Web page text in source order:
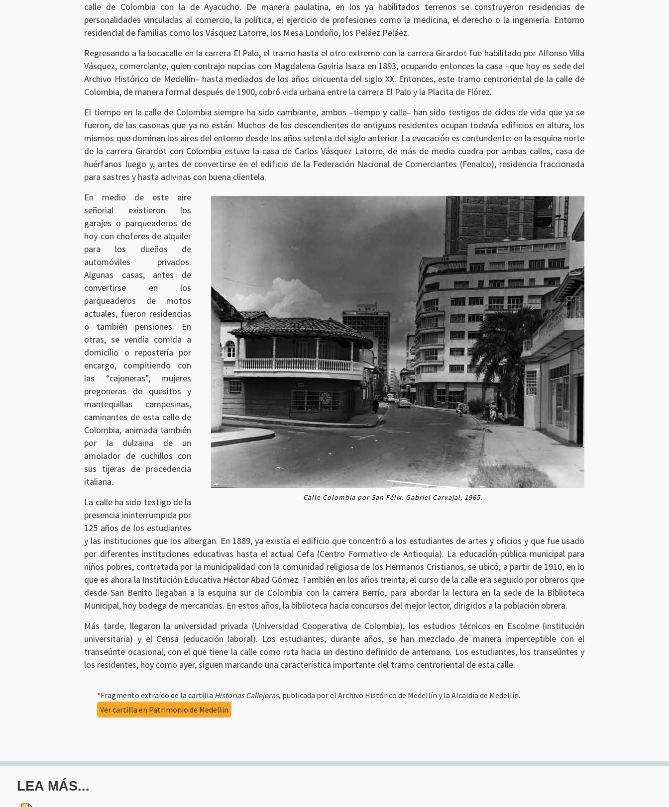
calle de Colombia con la de Ayacucho. De manera paulatina, en los ya habilitados terrenos se construyeron residencias de
personalidades vinculadas al comercio, la política, el ejercicio de profesiones como la medicina, el derecho o la ingeniería. Entorno
residencial de familias como los Vásquez Latorre, los Mesa Londoño, los Peláez Peláez.
Regresando a la bocacalle en la carrera El Palo, el tramo hasta el otro extremo con la carrera Girardot fue habilitado por Alfonso Villa
Vásquez, comerciante, quien contrajo nupcias con Magdalena Gaviria Isaza en 1893, ocupando entonces la casa –que hoy es sede del
Archivo Histórico de Medellín– hasta mediados de los años cincuenta del siglo XX. Entonces, este tramo centroriental de la calle de
Colombia, de manera formal después de 1900, cobró vida urbana entre la carrera El Palo y la Placita de Flórez.
El tiempo en la calle de Colombia siempre ha sido cambiante, ambos –tiempo y calle– han sido testigos de ciclos de vida que ya se
fueron, de las casonas que ya no están. Muchos de los descendientes de antiguos residentes ocupan todavía edificios en altura, los
mismos que dominan los aires del entorno desde los años setenta del siglo anterior. La evocación es contundente: en la esquina norte
de la carrera Girardot con Colombia estuvo la casa de Carlos Vásquez Latorre, de más de media cuadra por ambas calles, casa de
huérfanos luego y, antes de convertirse en el edificio de la Federación Nacional de Comerciantes (Fenalco), residencia fraccionada
para sastres y hasta adivinas con buena clientela.
Calle Colombia por San Félix. Gabriel Carvajal, 1965.
En medio de este aire
señorial existieron los
garajes o parqueaderos de
hoy con choferes de alquiler
para los dueños de
automóviles privados.
Algunas casas, antes de
convertirse en los
parqueaderos de motos
actuales, fueron residencias
o también pensiones. En
otras, se vendía comida a
domicilio o repostería por
encargo, compitiendo con
las “cajoneras”, mujeres
pregoneras de quesitos y
mantequillas campesinas,
caminantes de esta calle de
Colombia, animada también
por la dulzaina de un
amolador de cuchillos con
sus tijeras de procedencia
italiana.
La calle ha sido testigo de la
presencia ininterrumpida por
125 años de los estudiantes
y las instituciones que los albergan. En 1889, ya existía el edificio que concentró a los estudiantes de artes y oficios y que fue usado
por diferentes instituciones educativas hasta el actual Cefa (Centro Formativo de Antioquia). La educación pública municipal para
niños pobres, contratada por la municipalidad con la comunidad religiosa de los Hermanos Cristianos, se ubicó, a partir de 1910, en lo
que es ahora la Institución Educativa Héctor Abad Gómez. También en los años treinta, el curso de la calle era seguido por obreros que
desde San Benito llegaban a la esquina sur de Colombia con la carrera Berrío, para abordar la lectura en la sede de la Biblioteca
Municipal, hoy bodega de mercancías. En estos años, la biblioteca hacía concursos del mejor lector, dirigidos a la población obrera.
Más tarde, llegaron la universidad privada (Universidad Cooperativa de Colombia), los estudios técnicos en Escolme (institución
universitaria) y el Censa (educación laboral). Los estudiantes, durante años, se han mezclado de manera imperceptible con el
transeúnte ocasional, con el que tiene la calle como ruta hacia un destino definido de antemano. Los estudiantes, los transeúntes y
los residentes, hoy como ayer, siguen marcando una característica importante del tramo centroriental de esta calle.
*Fragmento extraído de la cartilla Historias Callejeras, publicada por el Archivo Histórico de Medellín y la Alcaldía de Medellín.
Ver cartilla en Patrimonio de Medellin
LEA MÁS...